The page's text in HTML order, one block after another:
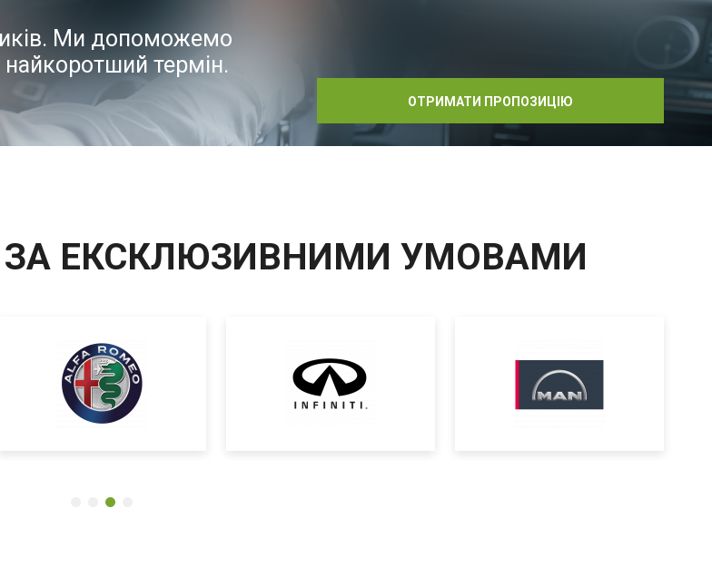
Ми допоможемо
термін.
ОТРИМАТИ ПРОПОЗИЦІЮ
ЗА ЕКСКЛЮЗИВНИМИ УМОВАМИ